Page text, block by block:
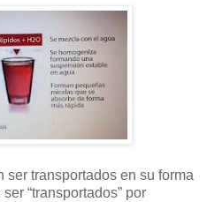
ser transportados en su forma
“transportados” por